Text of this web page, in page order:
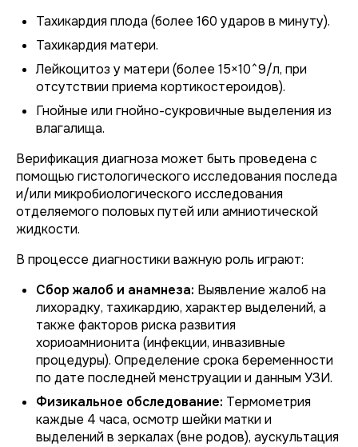
Тахикардия плода (более 160 ударов в минуту).
Тахикардия матери.
Лейкоцитоз у матери (более 15×10^9/л, при
отсутствии приема кортикостероидов).
Гнойные или гнойно-сукровичные выделения из
влагалища.
Верификация диагноза может быть проведена с
помощью гистологического исследования последа
и/или микробиологического исследования
отделяемого половых путей или амниотической
жидкости.
В процессе диагностики важную роль играют:
Сбор жалоб и анамнеза: Выявление жалоб на
лихорадку, тахикардию, характер выделений, а
также факторов риска развития
хориоамнионита (инфекции, инвазивные
процедуры). Определение срока беременности
по дате последней менструации и данным УЗИ.
Физикальное обследование: Термометрия
каждые 4 часа, осмотр шейки матки и
выделений в зеркалах (вне родов), аускультация